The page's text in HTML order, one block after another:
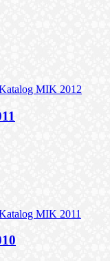
MIK 2012
MIK 2011